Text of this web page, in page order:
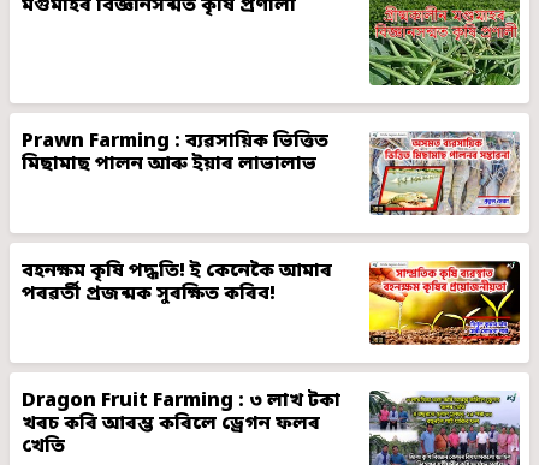
মগুমাহৰ বিজ্ঞানসন্মত কৃষি প্ৰণালী
Prawn Farming : ব্যৱসায়িক ভিত্তিত
মিছামাছ পালন আৰু ইয়াৰ লাভালাভ
বহনক্ষম কৃষি পদ্ধতি! ই কেনেকৈ আমাৰ
পৰৱৰ্তী প্ৰজন্মক সুৰক্ষিত কৰিব!
Dragon Fruit Farming : ৩ লাখ টকা
খৰচ কৰি আৰম্ভ কৰিলে ড্ৰেগন ফলৰ
খেতি